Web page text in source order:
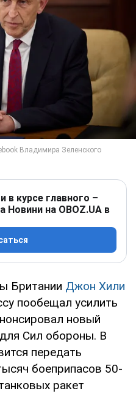
в курсе главного –
Новини на OBOZ.UA в
Британии Джон Хили
пообещал усилить
новый
Сил обороны. В
передать
боеприпасов 50-
ракет